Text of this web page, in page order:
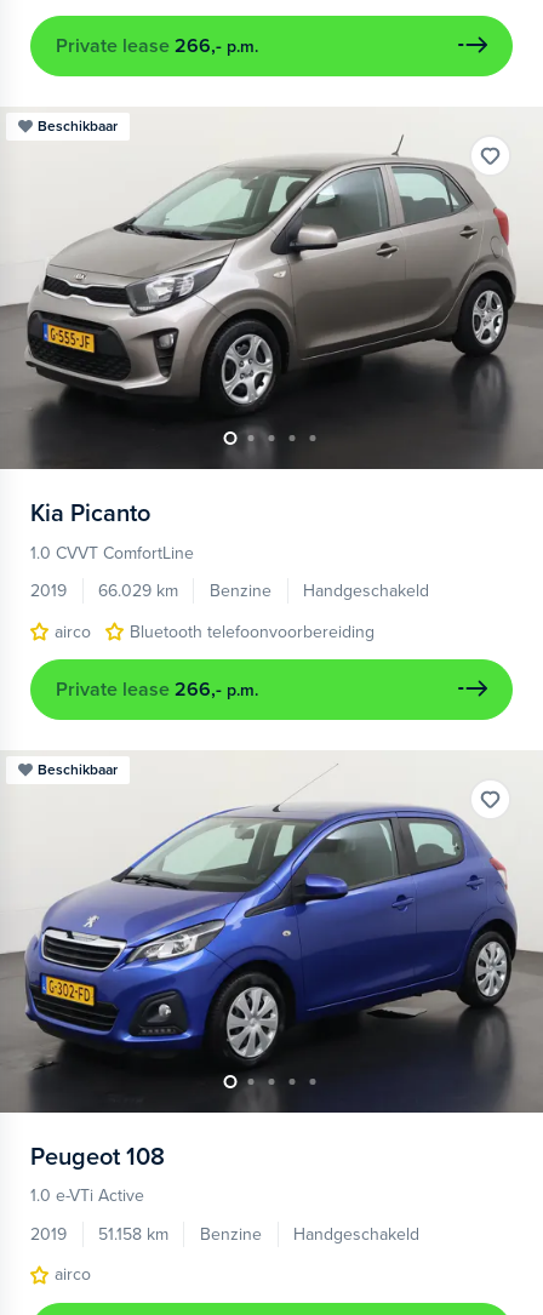
Private lease 266,- p.m.
Beschikbaar
Kia Picanto
1.0 CVVT ComfortLine
2019
66.029 km Benzine
Handgeschakeld
airco
Bluetooth telefoonvoorbereiding
Private lease 266,- p.m.
Beschikbaar
Peugeot 108
1.0 e-VTi Active
2019
51.158 km Benzine
Handgeschakeld
airco